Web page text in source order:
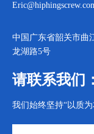
中国广东省韶关市曲
龙湖路5号
请联系我们：
我们始终坚持“以质